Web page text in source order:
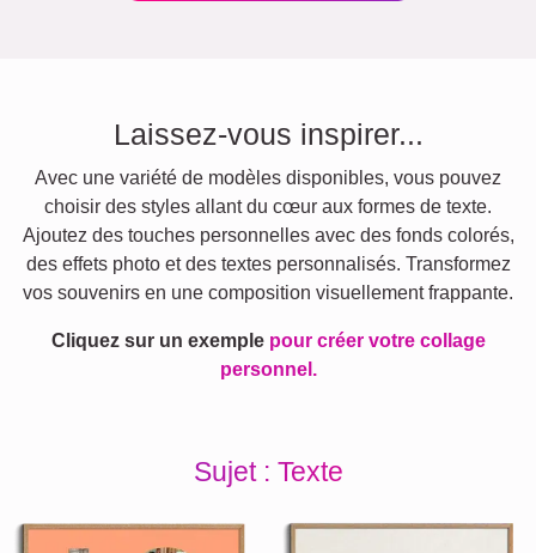
Laissez-vous inspirer...
Avec une variété de modèles disponibles, vous pouvez
choisir des styles allant du cœur aux formes de texte.
Ajoutez des touches personnelles avec des fonds colorés,
des effets photo et des textes personnalisés. Transformez
vos souvenirs en une composition visuellement frappante.
Cliquez sur un exemple pour créer votre collage
personnel.
Sujet : Texte